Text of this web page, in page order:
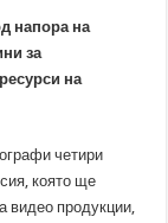
напора на
за
на
четири
която ще
видео продукции,